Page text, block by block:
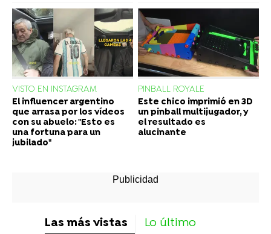
VISTO EN INSTAGRAM
El influencer argentino
que arrasa por los vídeos
con su abuelo: "Esto es
una fortuna para un
jubilado"
PINBALL ROYALE
Este chico imprimió en 3D
un pinball multijugador, y
el resultado es
alucinante
Las más vistas Lo último